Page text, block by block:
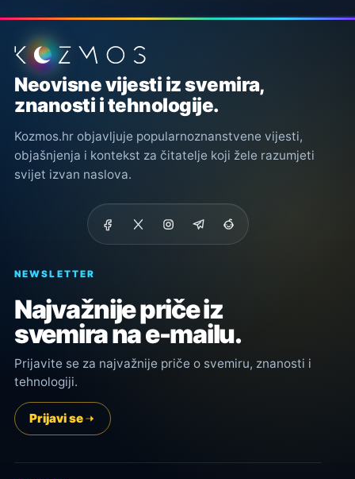
Podnožje stranice
Neovisne vijesti iz svemira,
znanosti i tehnologije.
Kozmos.hr objavljuje popularnoznanstvene vijesti,
objašnjenja i kontekst za čitatelje koji žele razumjeti
svijet izvan naslova.
NEWSLETTER
Najvažnije priče iz
svemira na e-mailu.
Prijavite se za najvažnije priče o svemiru, znanosti i
tehnologiji.
Prijavi se